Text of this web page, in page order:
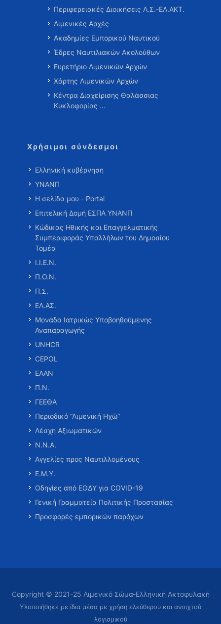
Περιφερειακές Διοικήσεις Λ.Σ.-ΕΛ.ΑΚΤ.
Λιμενικές Αρχές
Ακαδημίες Εμπορικού Ναυτικού
Έδρες Ναυτιλιακών Ακολούθων
Ευρετήριο Λιμενικών Αρχών
Χάρτης Λιμενικών Αρχών
Κέντρα Διαχείρισης Θαλάσσιας
Κυκλοφορίας …
Χρήσιμοι σύνδεσμοι
Ελληνική κυβέρνηση
ΥΝΑΝΠ
Η σελίδα μου - Portal
Επιτελική Δομή ΕΣΠΑ ΥΝΑΝΠ
Κώδικας Ηθικής και Επαγγελματικής
Συμπεριφοράς Υπαλλήλων του Δημοσίου
Τομέα
Ι.Ι.Ε.Ν.
Π.Ο.Ν.
Π.Σ.
ΕΛ.ΑΣ.
Μονάδα Ιατρικώς Υποβοηθούμενης
Αναπαραγωγής
UNHCR
CEPOL
ΕΑΑΝ
Π.Ν.
ΓΕΕΘΑ
Περιοδικό “Λιμενική Ηχώ”
Λέσχη Αξιωματικών
Ν.Ν.Α.
Αγγελίες προς Ναυτιλλομένους
Ε.Μ.Υ.
Οδηγίες από ΕΟΔΥ για COVID-19
Γενική Γραμματεία Πολιτικής Προστασίας
Προσφορές εμπορικών παρόχων
Copyright © 2021-25 Λιμενικό Σώμα-Ελληνική Ακτοφυλακή
Υλοποιήθηκε με ίδια μέσα με χρήση ελεύθερου και ανοιχτού
λογισμικού